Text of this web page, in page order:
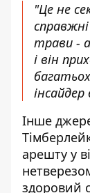
"Це не
трави -
і він
інсайдер
Інше
арешту у
здоровий